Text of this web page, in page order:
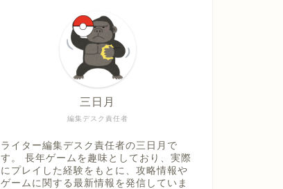
編集デスク責任者
三日月
ライター編集デスク責任者の三日月で
す。 長年ゲームを趣味としており、実際
にプレイした経験をもとに、攻略情報や
ゲームに関する最新情報を発信していま